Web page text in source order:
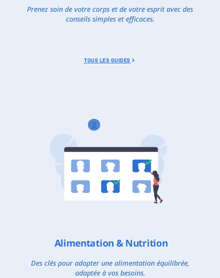
Prenez soin de votre corps et de votre esprit avec des
conseils simples et efficaces.
TOUS LES GUIDES
2
Alimentation & Nutrition
Des clés pour adopter une alimentation équilibrée,
adaptée à vos besoins.